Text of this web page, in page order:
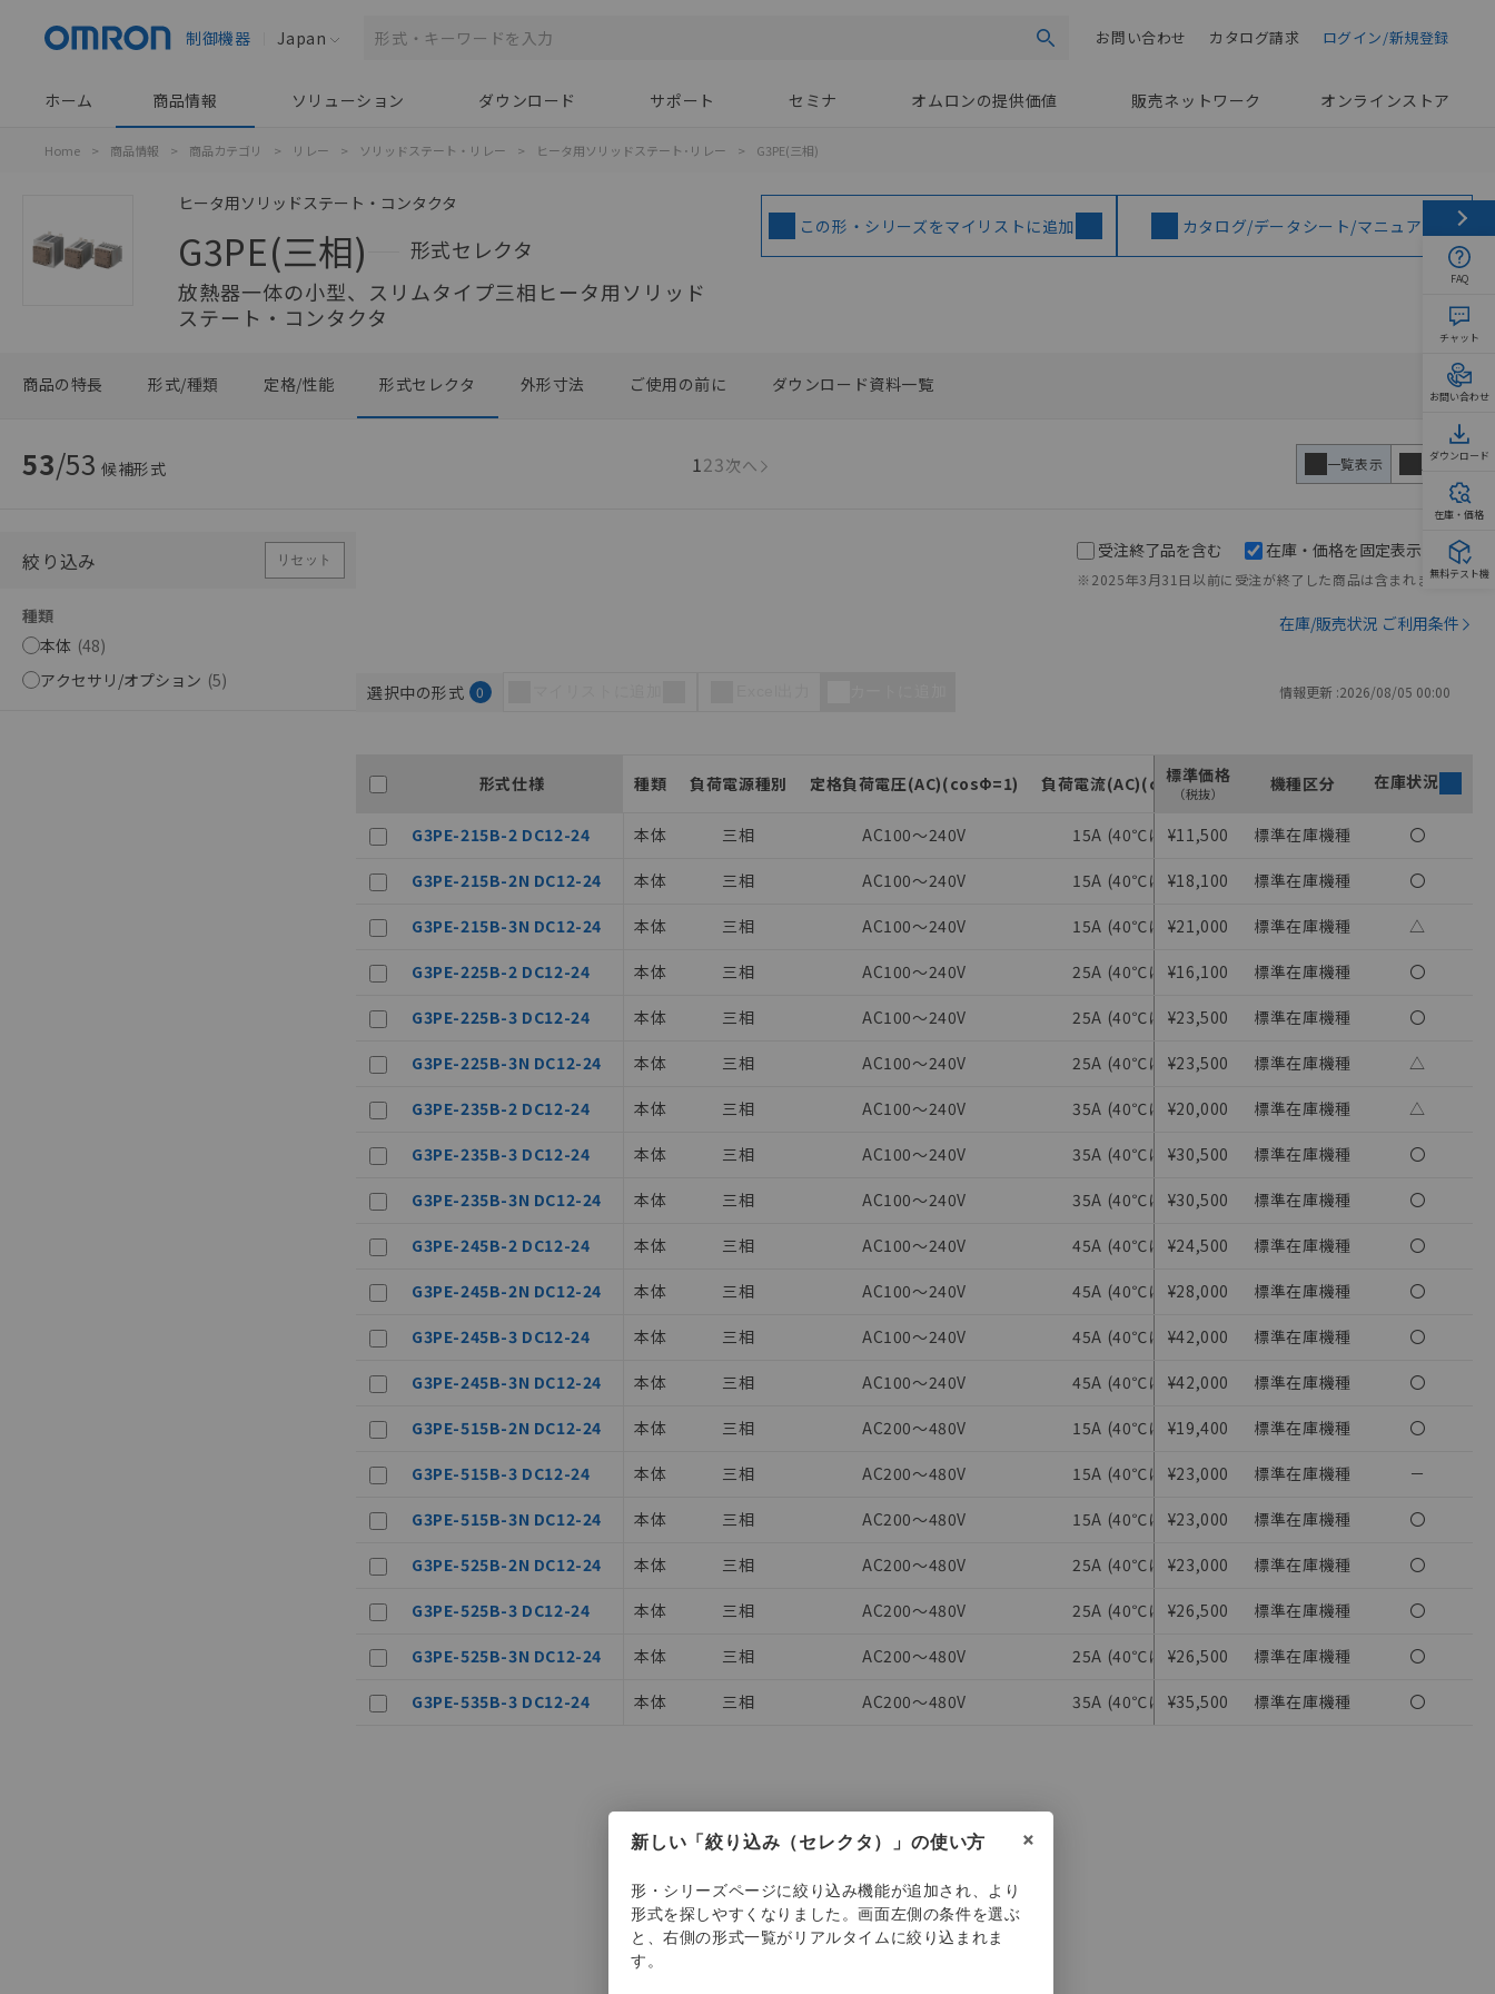
制御機器 Japan 検索 ログイン/新規登録
カタログ請求
お問い合わせ
ホーム 商品情報 ソリューション ダウンロード サポート セミナ オムロンの提供価値 販売ネットワーク オンラインストア
Home > 商品情報 > 商品カテゴリ > リレー > ソリッドステート・リレー > ヒータ用ソリッドステート･リレー > G3PE(三相)
ヒータ用ソリッドステート・コンタクタ
G3PE(三相)
形式セレクタ
放熱器一体の小型、スリムタイプ三相ヒータ用ソリッド
ステート・コンタクタ
この形・シリーズをマイリストに追加 カタログ/データシート/マニュアル
商品の特長 形式/種類 定格/性能 形式セレクタ 外形寸法 ご使用の前に ダウンロード資料一覧
53/53 候補形式 123次へ 一覧表示 比較表
絞り込み リセット
種類
本体 (48)
アクセサリ/オプション (5)
受注終了品を含む
※2025年3月31日以前に受注が終了した商品は含まれません。
在庫・価格を固定表示
在庫/販売状況 ご利用条件
選択中の形式 0 情報更新 :2026/08/05 00:00
形式仕様 種類 負荷電源種別 定格負荷電圧(AC)(cosΦ=1) 負荷電流(AC)(cosΦ=1) 負荷電流(DC)(cosΦ=1)
標準価格
（税抜） 機種区分 在庫状況
G3PE-215B-2 DC12-24 本体 三相 AC100～240V 15A (40℃にて) 15A (40℃にて)
¥11,500 標準在庫機種 〇
G3PE-215B-2N DC12-24 本体 三相 AC100～240V 15A (40℃にて) 15A (40℃にて)
¥18,100 標準在庫機種 〇
G3PE-215B-3N DC12-24 本体 三相 AC100～240V 15A (40℃にて) 15A (40℃にて)
¥21,000 標準在庫機種 △
G3PE-225B-2 DC12-24 本体 三相 AC100～240V 25A (40℃にて) 25A (40℃にて)
¥16,100 標準在庫機種 〇
G3PE-225B-3 DC12-24 本体 三相 AC100～240V 25A (40℃にて) 25A (40℃にて)
¥23,500 標準在庫機種 〇
G3PE-225B-3N DC12-24 本体 三相 AC100～240V 25A (40℃にて) 25A (40℃にて)
¥23,500 標準在庫機種 △
G3PE-235B-2 DC12-24 本体 三相 AC100～240V 35A (40℃にて) 35A (40℃にて)
¥20,000 標準在庫機種 △
G3PE-235B-3 DC12-24 本体 三相 AC100～240V 35A (40℃にて) 35A (40℃にて)
¥30,500 標準在庫機種 〇
G3PE-235B-3N DC12-24 本体 三相 AC100～240V 35A (40℃にて) 35A (40℃にて)
¥30,500 標準在庫機種 〇
G3PE-245B-2 DC12-24 本体 三相 AC100～240V 45A (40℃にて) 45A (40℃にて)
¥24,500 標準在庫機種 〇
G3PE-245B-2N DC12-24 本体 三相 AC100～240V 45A (40℃にて) 45A (40℃にて)
¥28,000 標準在庫機種 〇
G3PE-245B-3 DC12-24 本体 三相 AC100～240V 45A (40℃にて) 45A (40℃にて)
¥42,000 標準在庫機種 〇
G3PE-245B-3N DC12-24 本体 三相 AC100～240V 45A (40℃にて) 45A (40℃にて)
¥42,000 標準在庫機種 〇
G3PE-515B-2N DC12-24 本体 三相 AC200～480V 15A (40℃にて) 15A (40℃にて)
¥19,400 標準在庫機種 〇
G3PE-515B-3 DC12-24 本体 三相 AC200～480V 15A (40℃にて) 15A (40℃にて)
¥23,000 標準在庫機種 －
G3PE-515B-3N DC12-24 本体 三相 AC200～480V 15A (40℃にて) 15A (40℃にて)
¥23,000 標準在庫機種 〇
G3PE-525B-2N DC12-24 本体 三相 AC200～480V 25A (40℃にて) 25A (40℃にて)
¥23,000 標準在庫機種 〇
G3PE-525B-3 DC12-24 本体 三相 AC200～480V 25A (40℃にて) 25A (40℃にて)
¥26,500 標準在庫機種 〇
G3PE-525B-3N DC12-24 本体 三相 AC200～480V 25A (40℃にて) 25A (40℃にて)
¥26,500 標準在庫機種 〇
G3PE-535B-3 DC12-24 本体 三相 AC200～480V 35A (40℃にて) 35A (40℃にて)
¥35,500 標準在庫機種 〇
FAQ
チャット
お問い合わせ
ダウンロード
在庫・価格
無料テスト機
号
○ 一定数以上の在庫あり
△
機器販売店・当社販売員にご確認ください)
空
受注生産機種、また在庫状況の情報を公開していない機種
ご利用条件
以下の条件をお読みいただき、同意のうえご利用ください。
本サービスは、当社制御機器事業取扱商品の当社在庫状況および標準価格(税抜)を提供させていただ
くものです。
当社制御機器事業取扱商品の中には、本サービスの対象外となる商品もあることをご了承ください。
在庫状況および標準価格照会結果は、記載している更新日時点での社内データに基づき作成されるも
のであり、閲覧された時点での実際の在庫および標準価格とは異なる場合があることをご了承くださ
い。
正式な納期状況および標準価格はお客様のお取引先、またはお客様担当のオムロン制御機器販売店・
オムロン制御機器販売店や当社販売拠点は「販売ネットワーク
」をご確認ください。
在庫状況および標準価格結果を当社の事前の承諾なく第三者に漏洩または開示しないようお願いしま
す。
マイパーツ機能（部品リスト作成サービス）をご利用いただくには、I-Webメンバーズにご登録され
ている必要があります。
が、当社の製品・サービスに関するお客様との取引・商談に必要な範囲で利用することをご了承くだ
※当社の共同利用者とは、
"個人情報の共同利用に関して"
の「1.共同利用者の範囲」に記載されて
新しい「絞り込み（セレクタ）」の使い方 ×